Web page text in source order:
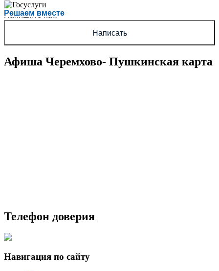
Решаем вместе
Есть вопрос?
Напишите нам
Написать
Афиша Черемхово- Пушкинская карта
Телефон доверия
Навигация по сайту